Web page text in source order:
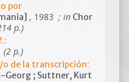
por
, 1983 ; inChor
p.)
(2 p.)
de la transcripción:
Georg ; Suttner, Kurt